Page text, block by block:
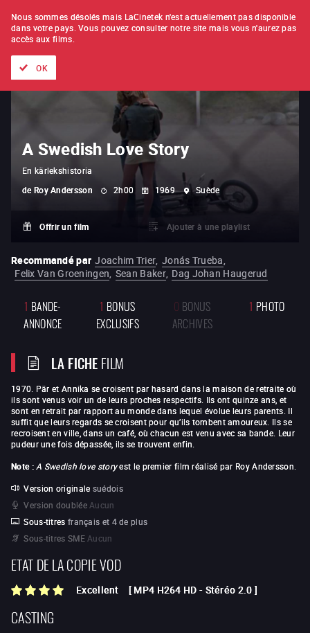
À L'UNITÉ ABONNEMENT
A Swedish Love Story
En kärlekshistoria
de Roy Andersson 2h00 1969 Suède
Offrir un film Ajouter à une playlist
Recommandé par Joachim Trier, Jonás Trueba,
Felix Van Groeningen, Sean Baker, Dag Johan Haugerud
1 BANDE-
ANNONCE
1 BONUS
EXCLUSIFS
0 BONUS
ARCHIVES
1 PHOTO
LA FICHEFILM
1970. Pär et Annika se croisent par hasard dans la maison de retraite où
ils sont venus voir un de leurs proches respectifs. Ils ont quinze ans, et
sont en retrait par rapport au monde dans lequel évolue leurs parents. Il
suffit que leurs regards se croisent pour qu’ils tombent amoureux. Ils se
recroisent en ville, dans un café, où chacun est venu avec sa bande. Leur
pudeur une fois dépassée, ils se trouvent enfin.
Note : A Swedish love storyest le premier film réalisé par Roy Andersson.
Version originale suédois
Version doublée Aucun
Sous-titres français et 4 de plus
Sous-titres SME Aucun
ETAT DE LA COPIE VOD
Excellent [ MP4 H264 HD - Stéréo 2.0 ]
CASTING
Nous sommes désolés mais LaCinetek n'est actuellement pas disponible
dans votre pays. Vous pouvez consulter notre site mais vous n'aurez pas
accès aux films.
OK